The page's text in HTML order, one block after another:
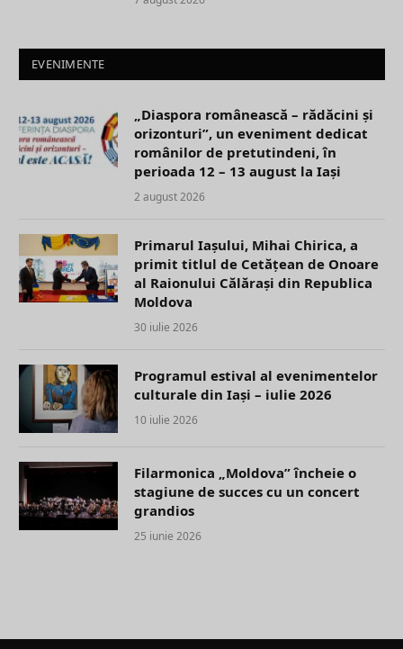
EVENIMENTE
„Diaspora românească – rădăcini și
orizonturi”, un eveniment dedicat
românilor de pretutindeni, în
perioada 12 – 13 august la Iași
2 august 2026
Primarul Iașului, Mihai Chirica, a
primit titlul de Cetățean de Onoare
al Raionului Călărași din Republica
Moldova
30 iulie 2026
Programul estival al evenimentelor
culturale din Iași – iulie 2026
10 iulie 2026
Filarmonica „Moldova” încheie o
stagiune de succes cu un concert
grandios
25 iunie 2026